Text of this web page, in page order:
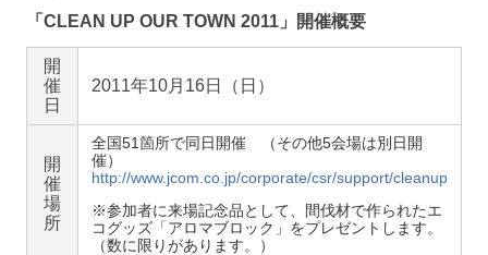
「CLEAN UP OUR TOWN 2011」開催概要
開
催
日
2011年10月16日（日）
開
催
場
所
全国51箇所で同日開催 （その他5会場は別日開
催）
http://www.jcom.co.jp/corporate/csr/support/cleanup
※参加者に来場記念品として、間伐材で作られたエ
コグッズ「アロマブロック」をプレゼントします。
（数に限りがあります。）